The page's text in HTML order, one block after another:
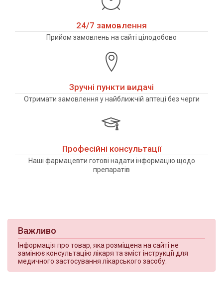
24/7 замовлення
Прийом замовлень на сайті цілодобово
Зручні пункти видачі
Отримати замовлення у найближчій аптеці без черги
Професійні консультації
Наші фармацевти готові надати інформацію щодо
препаратів
Важливо
Інформація про товар, яка розміщена на сайті не
замінює консультацію лікаря та зміст інструкції для
медичного застосування лікарського засобу.